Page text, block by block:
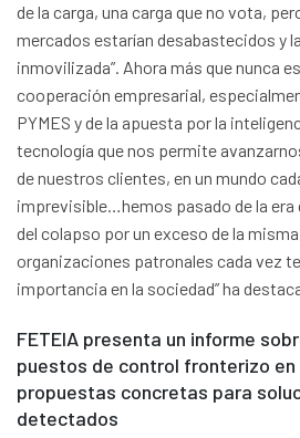
de la carga, una carga que no vota,
mercados estarían desabastecidos y
inmovilizada”. Ahora más que nunca
cooperación empresarial,
PYMES y de la apuesta por la
tecnología que nos permite
de nuestros clientes, en un mundo
imprevisible…hemos pasado de la era
del colapso por un exceso de la
organizaciones patronales cada vez
importancia en la sociedad” ha
FETEIA presenta un informe
puestos de control fronterizo en
propuestas concretas para
detectados